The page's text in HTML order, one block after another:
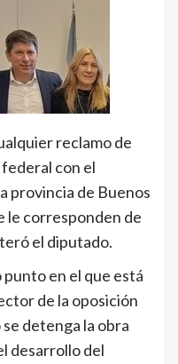
reclamo de
con el
provincia de Buenos
le corresponden de
el diputado.
en el que está
de la oposición
detenga la obra
desarrollo del